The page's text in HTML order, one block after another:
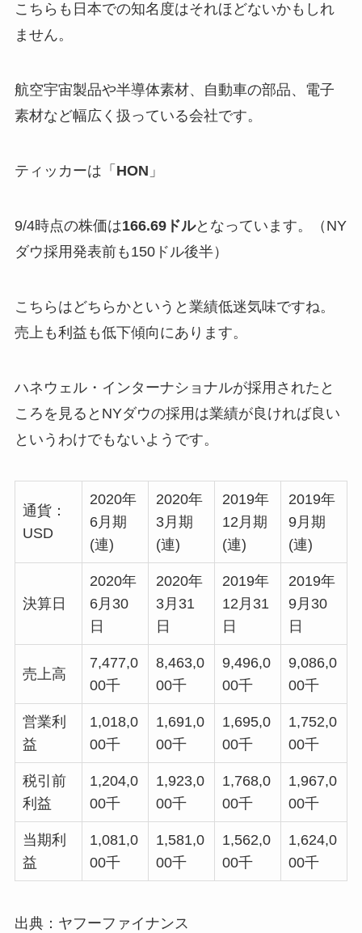
こちらも日本での知名度はそれほどないかもしれ
ません。
航空宇宙製品や半導体素材、自動車の部品、電子
素材など幅広く扱っている会社です。
ティッカーは「 HON 」
9/4時点の株価は166.69ドルとなっています。（NY
ダウ採用発表前も150ドル後半）
こちらはどちらかというと業績低迷気味ですね。
売上も利益も低下傾向にあります。
ハネウェル・インターナショナルが採用されたと
ころを見るとNYダウの採用は業績が良ければ良い
というわけでもないようです。
通貨：
USD
2020年
6月期
(連)
2020年
3月期
(連)
2019年
12月期
(連)
2019年
9月期
(連)
決算日
2020年
6月30
日
2020年
3月31
日
2019年
12月31
日
2019年
9月30
日
売上高
7,477,0
00千
8,463,0
00千
9,496,0
00千
9,086,0
00千
営業利
益
1,018,0
00千
1,691,0
00千
1,695,0
00千
1,752,0
00千
税引前
利益
1,204,0
00千
1,923,0
00千
1,768,0
00千
1,967,0
00千
当期利
益
1,081,0
00千
1,581,0
00千
1,562,0
00千
1,624,0
00千
出典：ヤフーファイナンス